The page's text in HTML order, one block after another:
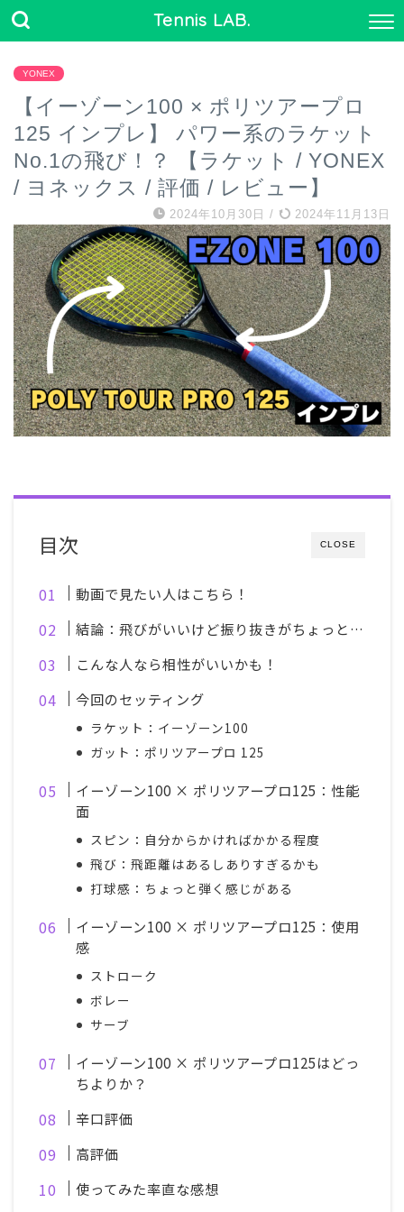
Tennis LAB.
YONEX
【イーゾーン100 × ポリツアープロ
125 インプレ】 パワー系のラケット
No.1の飛び！？ 【ラケット / YONEX
/ ヨネックス / 評価 / レビュー】
2024年10月30日 / 2024年11月13日
CLOSE
目次
動画で見たい人はこちら！
結論：飛びがいいけど振り抜きがちょっと…
こんな人なら相性がいいかも！
今回のセッティング
ラケット：イーゾーン100
ガット：ポリツアープロ 125
イーゾーン100 × ポリツアープロ125：性能
面
スピン：自分からかければかかる程度
飛び：飛距離はあるしありすぎるかも
打球感：ちょっと弾く感じがある
イーゾーン100 × ポリツアープロ125：使用
感
ストローク
ボレー
サーブ
イーゾーン100 × ポリツアープロ125はどっ
ちよりか？
辛口評価
高評価
使ってみた率直な感想